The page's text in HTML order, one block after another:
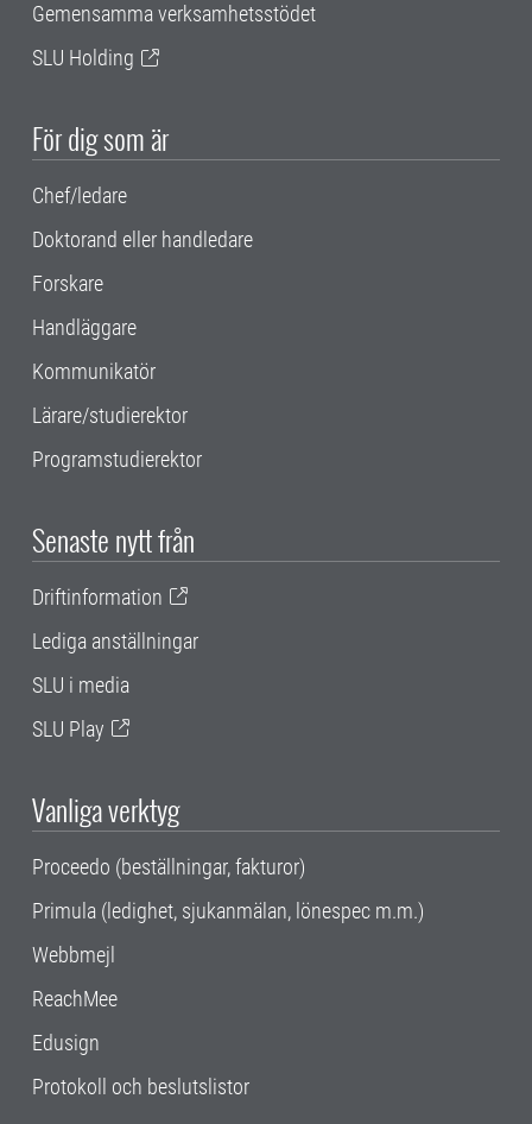
Gemensamma verksamhetsstödet
SLU Holding
För dig som är
Chef/ledare
Doktorand eller handledare
Forskare
Handläggare
Kommunikatör
Lärare/studierektor
Programstudierektor
Senaste nytt från
Driftinformation
Lediga anställningar
SLU i media
SLU Play
Vanliga verktyg
Proceedo (beställningar, fakturor)
Primula (ledighet, sjukanmälan, lönespec m.m.)
Webbmejl
ReachMee
Edusign
Protokoll och beslutslistor